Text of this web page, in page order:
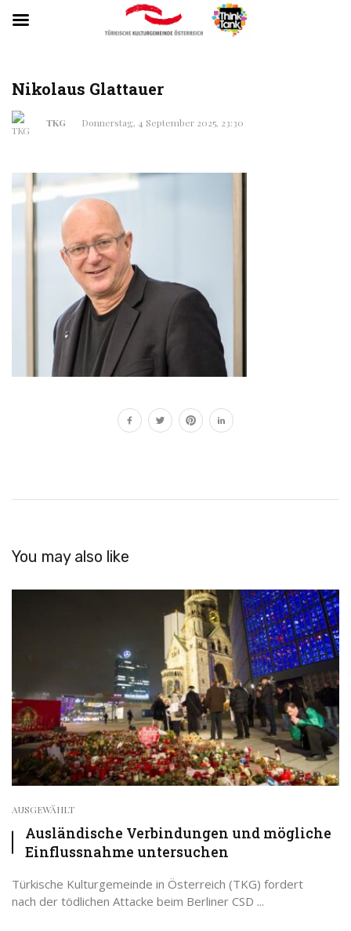
Nikolaus Glattauer
TKG Donnerstag, 4 September 2025, 23:30
You may also like
AUSGEWÄHLT
Ausländische Verbindungen und mögliche
Einflussnahme untersuchen
Türkische Kulturgemeinde in Österreich (TKG) fordert
nach der tödlichen Attacke beim Berliner CSD ...